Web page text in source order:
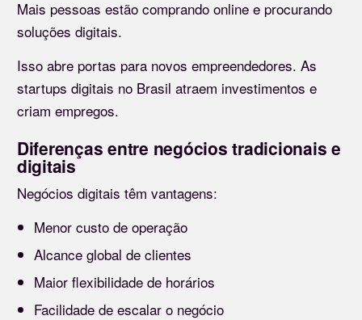
Mais pessoas estão comprando online e procurando
soluções digitais.
Isso abre portas para novos empreendedores. As
startups digitais no Brasil atraem investimentos e
criam empregos.
Diferenças entre negócios tradicionais e
digitais
Negócios digitais têm vantagens:
Menor custo de operação
Alcance global de clientes
Maior flexibilidade de horários
Facilidade de escalar o negócio